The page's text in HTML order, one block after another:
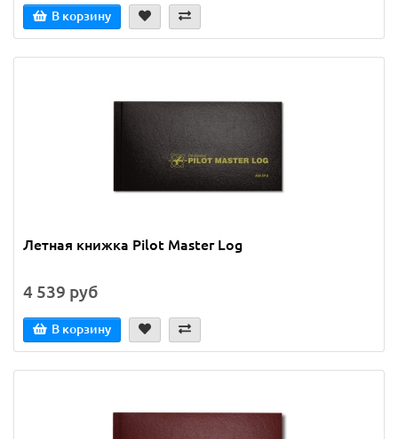
В корзину
Летная книжка Pilot Master Log
4 539 руб
В корзину